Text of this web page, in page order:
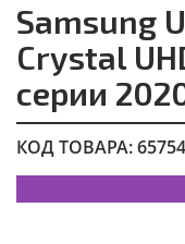
Samsung
Crystal
серии
КОД ТОВАРА: